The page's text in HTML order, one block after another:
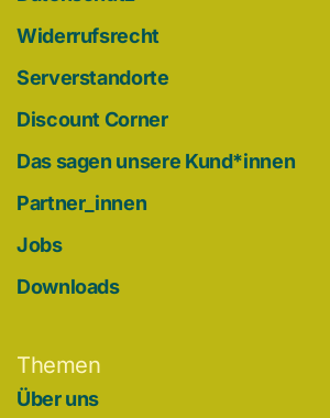
Widerrufsrecht
Serverstandorte
Discount Corner
Das sagen unsere Kund*innen
Partner_innen
Jobs
Downloads
Themen
Über uns